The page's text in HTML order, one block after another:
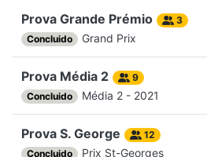
Prova Grande Prémio
3
Concluido
Grand Prix
Prova Média 2
9
Concluido
Média 2 - 2021
Prova S. George
12
Concluido
Prix St-Georges